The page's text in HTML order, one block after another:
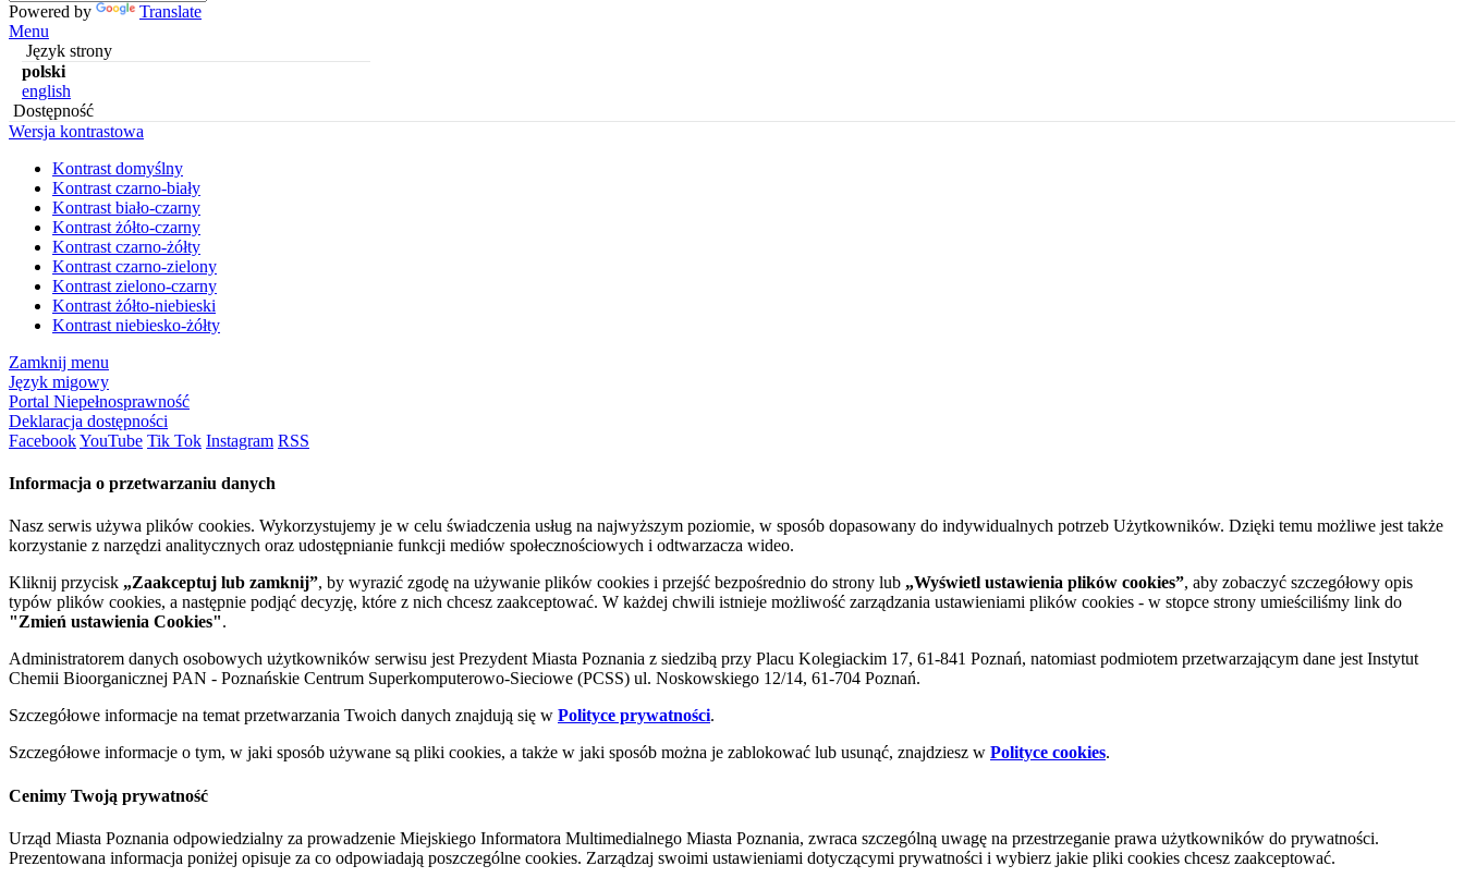
Powered by
Translate
Menu
Język strony
polski
english
Dostępność
Wersja kontrastowa
Kontrast domyślny
Kontrast czarno-biały
Kontrast biało-czarny
Kontrast żółto-czarny
Kontrast czarno-żółty
Kontrast czarno-zielony
Kontrast zielono-czarny
Kontrast żółto-niebieski
Kontrast niebiesko-żółty
Zamknij menu
Język migowy
Portal Niepełnosprawność
Deklaracja dostępności
FacebookYouTube Tik Tok Instagram RSS
Informacja o przetwarzaniu danych
Nasz serwis używa plików cookies. Wykorzystujemy je w celu świadczenia usług na najwyższym poziomie, w sposób dopasowany do indywidualnych potrzeb Użytkowników. Dzięki temu możliwe jest także
korzystanie z narzędzi analitycznych oraz udostępnianie funkcji mediów społecznościowych i odtwarzacza wideo.
Kliknij przycisk „Zaakceptuj lub zamknij”, by wyrazić zgodę na używanie plików cookies i przejść bezpośrednio do strony lub „Wyświetl ustawienia plików cookies”, aby zobaczyć szczegółowy opis
typów plików cookies, a następnie podjąć decyzję, które z nich chcesz zaakceptować. W każdej chwili istnieje możliwość zarządzania ustawieniami plików cookies - w stopce strony umieściliśmy link do
"Zmień ustawienia Cookies".
Administratorem danych osobowych użytkowników serwisu jest Prezydent Miasta Poznania z siedzibą przy Placu Kolegiackim 17, 61-841 Poznań, natomiast podmiotem przetwarzającym dane jest Instytut
Chemii Bioorganicznej PAN - Poznańskie Centrum Superkomputerowo-Sieciowe (PCSS) ul. Noskowskiego 12/14, 61-704 Poznań.
Szczegółowe informacje na temat przetwarzania Twoich danych znajdują się w Polityce prywatności.
Szczegółowe informacje o tym, w jaki sposób używane są pliki cookies, a także w jaki sposób można je zablokować lub usunąć, znajdziesz w Polityce cookies.
Cenimy Twoją prywatność
Urząd Miasta Poznania odpowiedzialny za prowadzenie Miejskiego Informatora Multimedialnego Miasta Poznania, zwraca szczególną uwagę na przestrzeganie prawa użytkowników do prywatności.
Prezentowana informacja poniżej opisuje za co odpowiadają poszczególne cookies. Zarządzaj swoimi ustawieniami dotyczącymi prywatności i wybierz jakie pliki cookies chcesz zaakceptować.